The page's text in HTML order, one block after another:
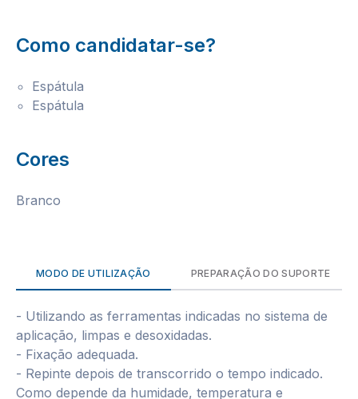
Como candidatar-se?
Espátula
Espátula
Cores
Branco
MODO DE UTILIZAÇÃO PREPARAÇÃO DO SUPORTE
- Utilizando as ferramentas indicadas no sistema de
aplicação, limpas e desoxidadas.
- Fixação adequada.
- Repinte depois de transcorrido o tempo indicado.
Como depende da humidade, temperatura e